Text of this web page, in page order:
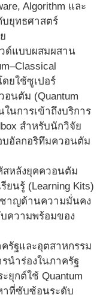
Algorithm และ
บยุทธศาสตร์
ด์แบบผสมผสาน
ดยใช้ซูเปอร์
อนตัม (Quantum
นการเข้าถึงบริการ
สำหรับนักวิจัย
อัลกอริทึมควอนตัม
สหลังยุคควอนตัม
นรู้ (Learning Kits)
าญด้านความมั่นคง
ความพร้อมของ
รัฐและอุตสาหกรรม
นำร่องในภาครัฐ
ยุกต์ใช้ Quantum
าที่ซับซ้อนระดับ